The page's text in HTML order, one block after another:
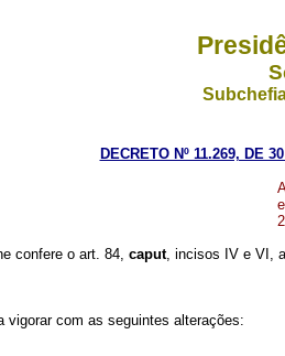
DECRETO Nº 11.269, DE
confere o art. 84, caput, incisos IV e VI,
vigorar com as seguintes alterações: